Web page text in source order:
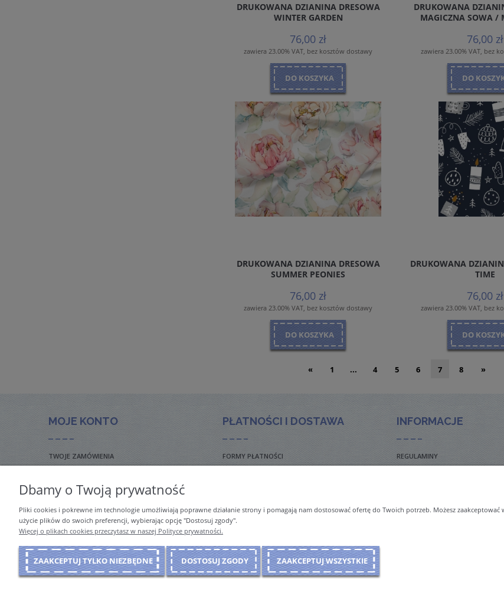
DRUKOWANA DZIANINA DRESOWA
WINTER GARDEN
76,00 zł
zawiera 23.00% VAT, bez kosztów dostawy
DO KOSZYKA
DRUKOWANA
MAGICZNA SOWA /
76,00 zł
zawiera 23.00% VAT, bez
DO
DRUKOWANA DZIANINA DRESOWA
SUMMER PEONIES
76,00 zł
zawiera 23.00% VAT, bez kosztów dostawy
DO KOSZYKA
DRUKOWANA
TIME
76,00 zł
zawiera 23.00% VAT, bez
DO
« 1 ... 4 5 6 7 8 »
MOJE KONTO
TWOJE ZAMÓWIENIA
PŁATNOŚCI I DOSTAWA
FORMY PŁATNOŚCI
INTERNATIONAL ORDERS & SHIPMENT
INFORMACJE
REGULAMINY
Sklep internetowy Shoper Premium
Dbamy o Twoją prywatność
Pliki cookies i pokrewne im technologie umożliwiają poprawne działanie strony i pomagają nam dostosować ofertę do Twoich potrzeb. Możesz
użycie plików do swoich preferencji, wybierając opcję "Dostosuj zgody".
Więcej o plikach cookies przeczytasz w naszej Polityce prywatności.
ZAAKCEPTUJ TYLKO NIEZBĘDNE DOSTOSUJ ZGODY ZAAKCEPTUJ WSZYSTKIE